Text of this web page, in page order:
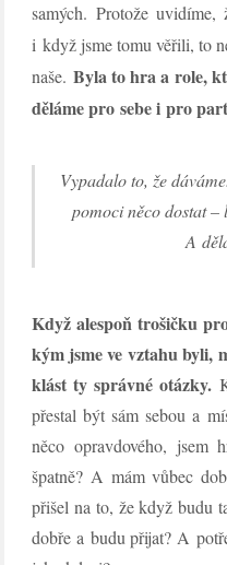
samých. Protože
i když jsme tomu věřili, to
naše. Byla to hra a role,
děláme pro sebe i pro
Vypadalo to, že
pomoci něco dostat –
A
Když alespoň trošičku
kým jsme ve vztahu byli,
klást ty správné otázky.
přestal být sám sebou a
něco opravdového, jsem
špatně? A mám vůbec
přišel na to, že když budu
dobře a budu přijat? A